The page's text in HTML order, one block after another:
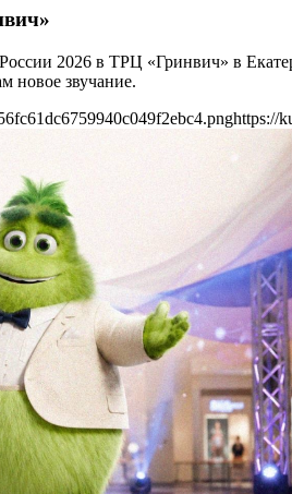
2026 в ТРЦ «Гринвич» в
новое звучание.
https://